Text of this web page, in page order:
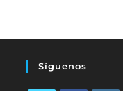
Síguenos